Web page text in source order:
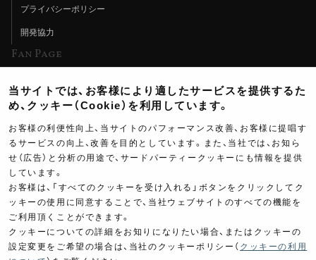
プライバシーポリシー
開発協力
Fan Page
ヨシムラTV
イベント情報
イベントスケジュール
ツーリングブレイクタイム
製品ポスター
当サイトでは、お客様により適したサービスを提供するた
め、クッキー（Cookie）を利用しています。
お客様の利便性向上、当サイトのパフォーマンス改善、お客様に提唱す
るサービスの向上、改善を目的としています。また、当社では、お知ら
せ（広告）と分析の用途で、サードパーティークッキーにも情報を提供
しています。
お客様は、「すべてのクッキーを受け入れる」ボタンをクリックしてク
ッキーの使用に同意することで、当社ウェブサイトのすべての機能を
ご利用頂くことができます。
クッキーについての詳細をお知りになりたい場合、またはクッキーの
設定変更をご希望の場合は、当社のクッキーポリシー（ クッキーの利用